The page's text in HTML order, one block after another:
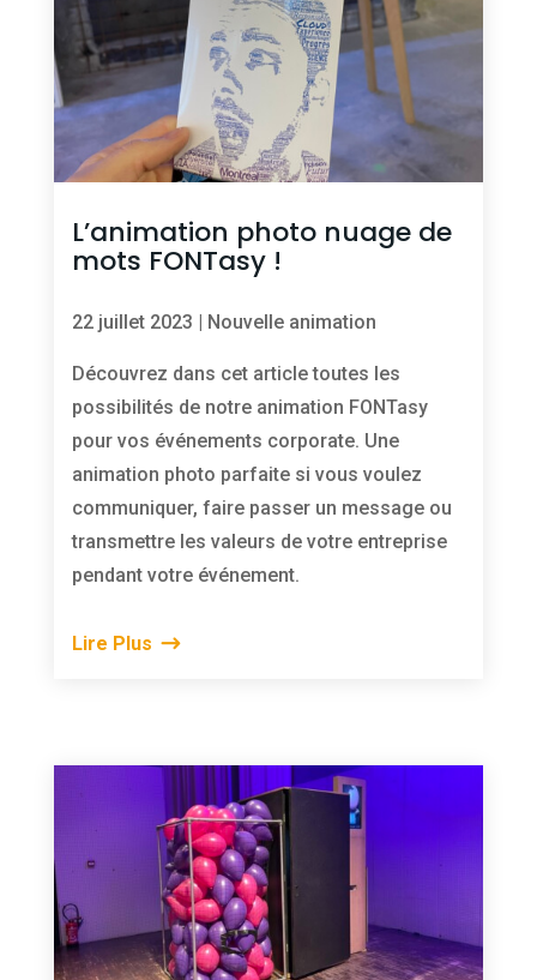
L’animation photo nuage de
mots FONTasy !
22 juillet 2023 Nouvelle animation
Découvrez dans cet article toutes les
possibilités de notre animation FONTasy
pour vos événements corporate. Une
animation photo parfaite si vous voulez
communiquer, faire passer un message ou
transmettre les valeurs de votre entreprise
pendant votre événement.
Lire Plus